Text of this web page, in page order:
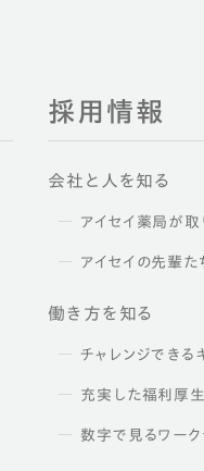
採用情報
会社と人を知る
アイセイ薬局が取
アイセイの先輩
働き方を知る
チャレンジできる
充実した福利厚生
数字で見るワーク